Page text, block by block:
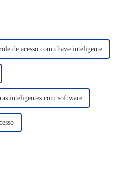
de acesso com chave inteligente
inteligentes com software